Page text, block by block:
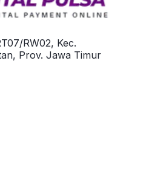
RW02, Kec.
Prov. Jawa Timur